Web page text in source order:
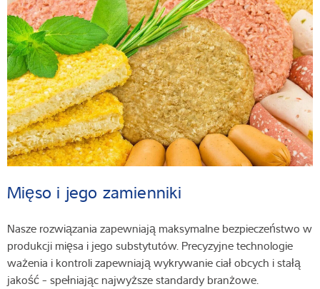
Mięso i jego zamienniki
Nasze rozwiązania zapewniają maksymalne bezpieczeństwo w
produkcji mięsa i jego substytutów. Precyzyjne technologie
ważenia i kontroli zapewniają wykrywanie ciał obcych i stałą
jakość - spełniając najwyższe standardy branżowe.